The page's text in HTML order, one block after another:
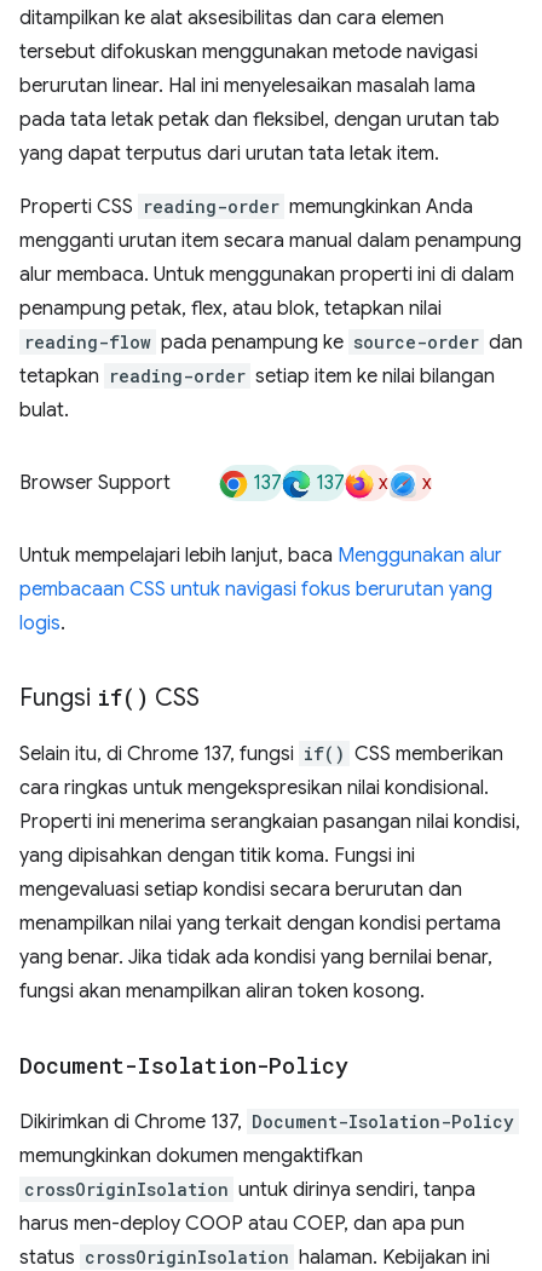
ditampilkan ke alat aksesibilitas dan cara elemen
tersebut difokuskan menggunakan metode navigasi
berurutan linear. Hal ini menyelesaikan masalah lama
pada tata letak petak dan fleksibel, dengan urutan tab
yang dapat terputus dari urutan tata letak item.
Properti CSS reading-order memungkinkan Anda
mengganti urutan item secara manual dalam penampung
alur membaca. Untuk menggunakan properti ini di dalam
penampung petak, flex, atau blok, tetapkan nilai
reading-flow pada penampung ke source-order dan
tetapkan reading-order setiap item ke nilai bilangan
bulat.
Browser Support 137 137 x x
Untuk mempelajari lebih lanjut, baca Menggunakan alur
pembacaan CSS untuk navigasi fokus berurutan yang
logis.
Fungsi if( ) CSS
Selain itu, di Chrome 137, fungsi if() CSS memberikan
cara ringkas untuk mengekspresikan nilai kondisional.
Properti ini menerima serangkaian pasangan nilai kondisi,
yang dipisahkan dengan titik koma. Fungsi ini
mengevaluasi setiap kondisi secara berurutan dan
menampilkan nilai yang terkait dengan kondisi pertama
yang benar. Jika tidak ada kondisi yang bernilai benar,
fungsi akan menampilkan aliran token kosong.
Document-Isolation-Policy
Dikirimkan di Chrome 137, Document-Isolation-Policy
memungkinkan dokumen mengaktifkan
crossOriginIsolation untuk dirinya sendiri, tanpa
harus men-deploy COOP atau COEP, dan apa pun
status crossOriginIsolation halaman. Kebijakan ini